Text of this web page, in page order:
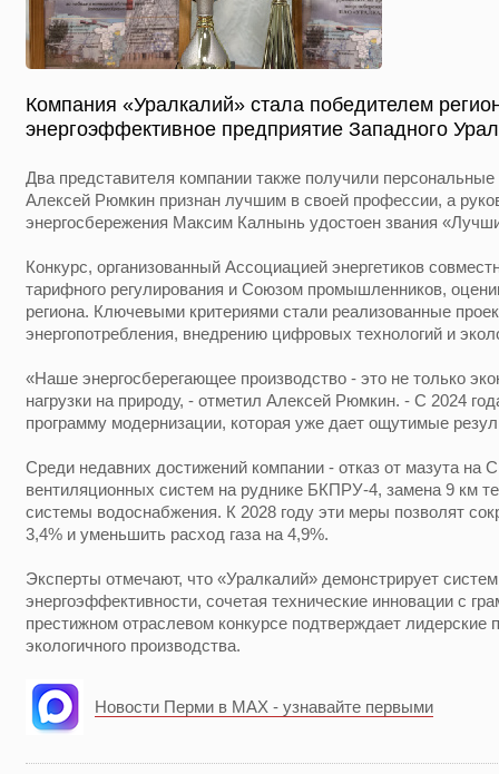
Компания «Уралкалий» стала победителем
энергоэффективное предприятие Западного
Два представителя компании также получили персональные
Алексей Рюмкин признан лучшим в своей профессии, а
энергосбережения Максим Калнынь удостоен звания
Конкурс, организованный Ассоциацией энергетиков
тарифного регулирования и Союзом промышленников,
региона. Ключевыми критериями стали реализованные
энергопотребления, внедрению цифровых технологий и
«Наше энергосберегающее производство - это не только
нагрузки на природу, - отметил Алексей Рюмкин. - С 2024
программу модернизации, которая уже дает ощутимые
Среди недавних достижений компании - отказ от мазута на
вентиляционных систем на руднике БКПРУ-4, замена 9 км
системы водоснабжения. К 2028 году эти меры позволят
3,4% и уменьшить расход газа на 4,9%.
Эксперты отмечают, что «Уралкалий» демонстрирует
энергоэффективности, сочетая технические инновации с
престижном отраслевом конкурсе подтверждает лидерские
экологичного производства.
Новости Перми в MAX - узнавайте первыми